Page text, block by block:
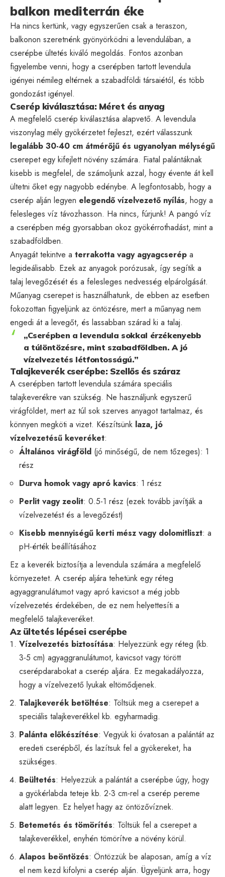
balkon mediterrán éke
Ha nincs kertünk, vagy egyszerűen csak a teraszon,
balkonon szeretnénk gyönyörködni a levendulában, a
cserépbe ültetés kiváló megoldás. Fontos azonban
figyelembe venni, hogy a cserépben tartott levendula
igényei némileg eltérnek a szabadföldi társaiétól, és több
gondozást igényel.
Cserép kiválasztása: Méret és anyag
A megfelelő cserép kiválasztása alapvető. A levendula
viszonylag mély gyökérzetet fejleszt, ezért válasszunk
legalább 30-40 cm átmérőjű és ugyanolyan mélységű
cserepet egy kifejlett növény számára. Fiatal palántáknak
kisebb is megfelel, de számoljunk azzal, hogy évente át kell
ültetni őket egy nagyobb edénybe. A legfontosabb, hogy a
cserép alján legyen elegendő vízelvezető nyílás, hogy a
felesleges víz távozhasson. Ha nincs, fúrjunk! A pangó víz
a cserépben még gyorsabban okoz gyökérrothadást, mint a
szabadföldben.
Anyagát tekintve a terrakotta vagy agyagcserép a
legideálisabb. Ezek az anyagok porózusak, így segítik a
talaj levegőzését és a felesleges nedvesség elpárolgását.
Műanyag cserepet is használhatunk, de ebben az esetben
fokozottan figyeljünk az öntözésre, mert a műanyag nem
engedi át a levegőt, és lassabban szárad ki a talaj.
„Cserépben a levendula sokkal érzékenyebb
a túlöntözésre, mint szabadföldben. A jó
vízelvezetés létfontosságú.”
Talajkeverék cserépbe: Szellős és száraz
A cserépben tartott levendula számára speciális
talajkeverékre van szükség. Ne használjunk egyszerű
virágföldet, mert az túl sok szerves anyagot tartalmaz, és
könnyen megköti a vizet. Készítsünk laza, jó
vízelvezetésű keveréket:
Általános virágföld (jó minőségű, de nem tőzeges): 1
rész
Durva homok vagy apró kavics: 1 rész
Perlit vagy zeolit: 0.5-1 rész (ezek tovább javítják a
vízelvezetést és a levegőzést)
Kisebb mennyiségű kerti mész vagy dolomitliszt: a
pH-érték beállításához
Ez a keverék biztosítja a levendula számára a megfelelő
környezetet. A cserép aljára tehetünk egy réteg
agyaggranulátumot vagy apró kavicsot a még jobb
vízelvezetés érdekében, de ez nem helyettesíti a
megfelelő talajkeveréket.
Az ültetés lépései cserépbe
Vízelvezetés biztosítása: Helyezzünk egy réteg (kb.
3-5 cm) agyaggranulátumot, kavicsot vagy törött
cserépdarabokat a cserép aljára. Ez megakadályozza,
hogy a vízelvezető lyukak eltömődjenek.
Talajkeverék betöltése: Töltsük meg a cserepet a
speciális talajkeverékkel kb. egyharmadig.
Palánta előkészítése: Vegyük ki óvatosan a palántát az
eredeti cserépből, és lazítsuk fel a gyökereket, ha
szükséges.
Beültetés: Helyezzük a palántát a cserépbe úgy, hogy
a gyökérlabda teteje kb. 2-3 cm-rel a cserép pereme
alatt legyen. Ez helyet hagy az öntözővíznek.
Betemetés és tömörítés: Töltsük fel a cserepet a
talajkeverékkel, enyhén tömörítve a növény körül.
Alapos beöntözés: Öntözzük be alaposan, amíg a víz
el nem kezd kifolyni a cserép alján. Ügyeljünk arra, hogy